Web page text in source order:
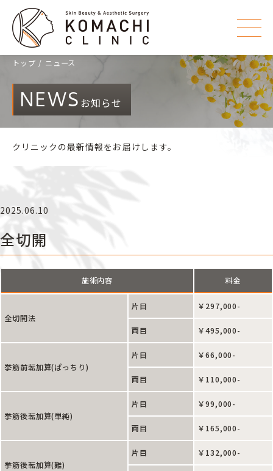
トップ ニュース
NEWS お知らせ
クリニックの最新情報をお届けします。
2025.06.10
全切開
施術内容 料金
全切開法
片目 ￥297,000-
両目 ￥495,000-
挙筋前転加算(ぱっちり)
片目 ￥66,000-
両目 ￥110,000-
挙筋後転加算(単純)
片目 ￥99,000-
両目 ￥165,000-
挙筋後転加算(難)
片目 ￥132,000-